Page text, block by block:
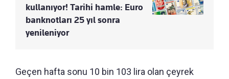
kullanıyor! Tarihi hamle: Euro
banknotları 25 yıl sonra
yenileniyor
Geçen hafta sonu 10 bin 103 lira olan çeyrek